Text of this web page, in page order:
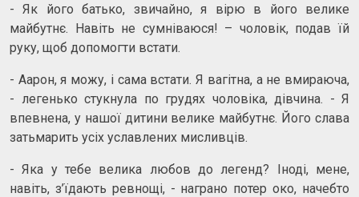
- Як його батько, звичайно, я вірю в його велике
майбутнє. Навіть не сумніваюся! – чоловік, подав їй
руку, щоб допомогти встати.
- Аарон, я можу, і сама встати. Я вагітна, а не вмираюча,
- легенько стукнула по грудях чоловіка, дівчина. - Я
впевнена, у нашої дитини велике майбутнє. Його слава
затьмарить усіх уславлених мисливців.
- Яка у тебе велика любов до легенд? Іноді, мене,
навіть, з’їдають ревнощі, - награно потер око, начебто